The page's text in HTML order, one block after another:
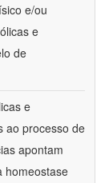
e/ou
e
de
e
ao processo de
apontam
homeostase